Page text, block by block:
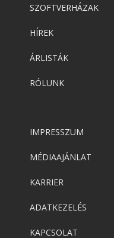
SZOFTVERHÁZAK
HÍREK
ÁRLISTÁK
RÓLUNK
IMPRESSZUM
MÉDIAAJÁNLAT
KARRIER
ADATKEZELÉS
KAPCSOLAT